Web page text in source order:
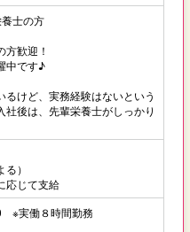
士の方
方歓迎！
中です♪
るけど、実務経験はないという
社後は、先輩栄養士がしっかり
）
応じて支給
※実働８時間勤務